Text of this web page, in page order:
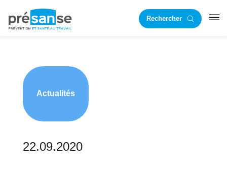
principale
RechercherRST
Actualités
22.09.2020